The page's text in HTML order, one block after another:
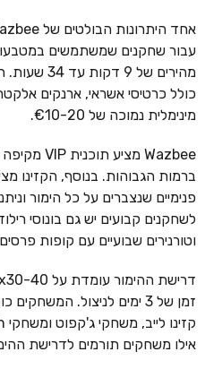
עבור שחקנים שמשתמשים במטבעות
מהירים של
כולל כרטיסי אשראי, ארנקים
מינימלית נמוכה של €10-20.
פנימיים שנצברים על כל הימור
וטורנירים שבועיים עם קופות
זמן של 3 ימים לניצול.
אילו משחקים תורמים לדרישת